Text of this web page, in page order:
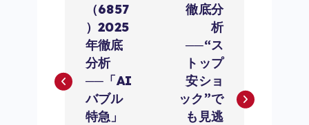
ゲ
（6857
）2025
年徹底
分析
──「AI
バブル
特急」
徹底分
析
──“ス
トップ
安ショ
ック”で
も見逃